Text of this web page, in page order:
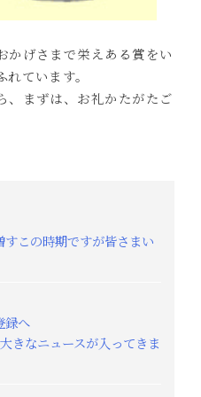
かげさまで栄えある賞をい
ています。
、まずは、お礼かたがたご
この時期ですが皆さまい
録へ
きなニュースが入ってきま